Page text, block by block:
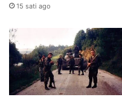
15 sati ago